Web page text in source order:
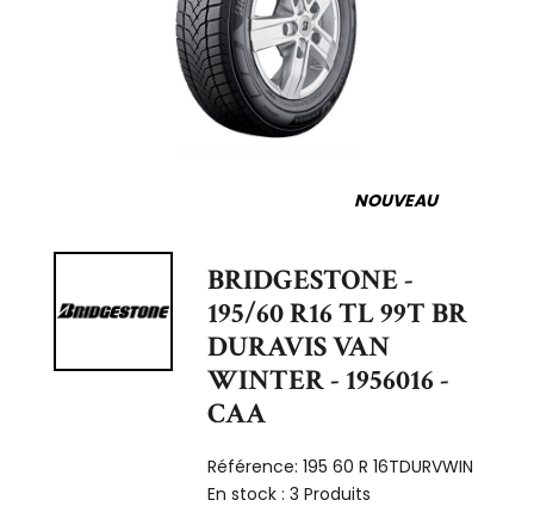
NOUVEAU
BRIDGESTONE -
195/60 R16 TL 99T BR
DURAVIS VAN
WINTER - 1956016 -
CAA
Référence:195 60 R 16TDURVWIN
En stock :3 Produits